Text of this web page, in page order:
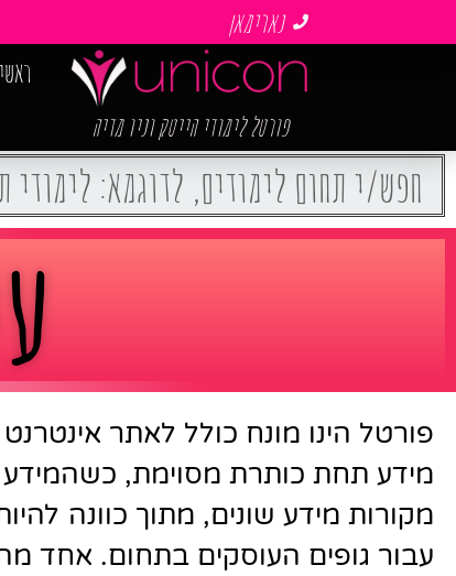
נארימאן
פורטל לימודי הייטק וניו מדיה
ראשי
פורטל הינו מונח כולל לאתר
מידע תחת כותרת מסוימת, כשהמידע
מקורות מידע שונים, מתוך כוונה
עבור גופים העוסקים בתחום. אחד